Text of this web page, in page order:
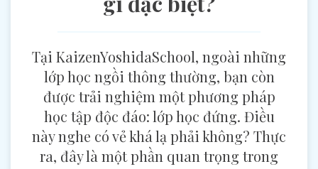
Tại KaizenYoshidaSchool, ngoài những
lớp học ngồi thông thường, bạn còn
được trải nghiệm một phương pháp
học tập độc đáo: lớp học đứng. Điều
này nghe có vẻ khá lạ phải không? Thực
ra, đây là một phần quan trọng trong